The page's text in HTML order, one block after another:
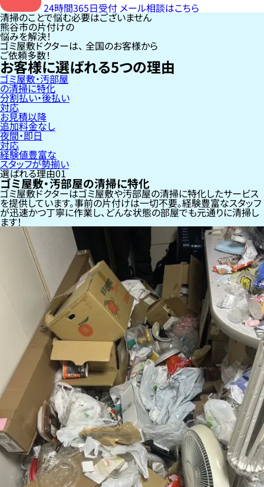
24時間365日受付 メール相談はこちら
清掃のことで悩む必要はございません
熊谷市の片付けの
悩みを解決！
ゴミ屋敷ドクターは、 全国のお客様から
ご依頼多数！
お客様に選ばれる5つの理由
ゴミ屋敷・汚部屋
の清掃に特化
分割払い・後払い
対応
お見積以降
追加料金なし
夜間・即日
対応
経験値豊富な
スタッフが勢揃い
選ばれる理由01
ゴミ屋敷・汚部屋の清掃に特化
ゴミ屋敷ドクターはゴミ屋敷や汚部屋の清掃に特化したサービス
を提供しています。事前の片付けは一切不要。経験豊富なスタッフ
が迅速かつ丁寧に作業し、どんな状態の部屋でも元通りに清掃し
ます！